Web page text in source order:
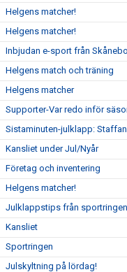
Helgens matcher!
Helgens matcher!
Inbjudan e-sport från Skåneboll
Helgens match och träning
Helgens matcher
Supporter-Var redo inför
Sistaminuten-julklapp:
Kansliet under Jul/Nyår
Företag och inventering
Helgens matcher!
Julklappstips från sportringen
Kansliet
Sportringen
Julskyltning på lördag!